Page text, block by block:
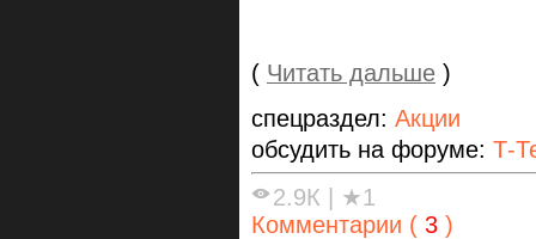
( Читать дальше )
спецраздел: Акции
обсудить на форуме: Т-
2.9К
★1
Комментарии ( 3 )